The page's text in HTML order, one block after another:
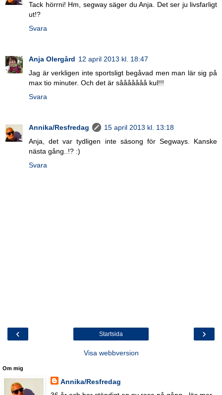
Tack hörrni! Hm, segway säger du Anja. Det ser ju livsfarligt
ut!?
Svara
Anja Olergård 12 april 2013 kl. 18:47
Jag är verkligen inte sportsligt begåvad men man lär sig på
max tio minuter. Och det är sååååååå kul!!!
Svara
Annika/Resfredag
15 april 2013 kl. 13:18
Anja, det var tydligen inte säsong för Segways. Kanske
nästa gång..!? :)
Svara
‹ ›
Startsida
Visa webbversion
Om mig
Annika/Resfredag